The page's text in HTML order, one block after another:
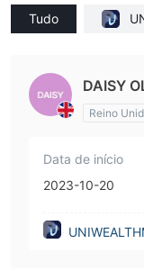
Tudo
DAISY
Reino
Data de início
2023-10-20